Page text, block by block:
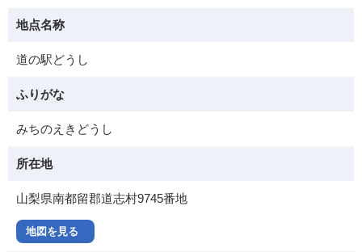
地点名称
道の駅どうし
ふりがな
みちのえきどうし
所在地
山梨県南都留郡道志村9745番地
地図を見る